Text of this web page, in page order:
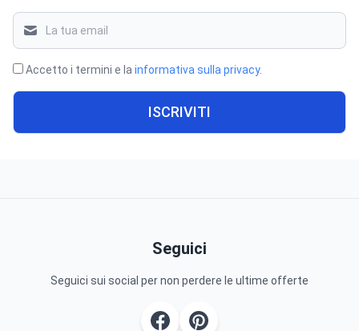
Accetto i termini e la informativa sulla privacy.
ISCRIVITI
Seguici
Seguici sui social per non perdere le ultime offerte